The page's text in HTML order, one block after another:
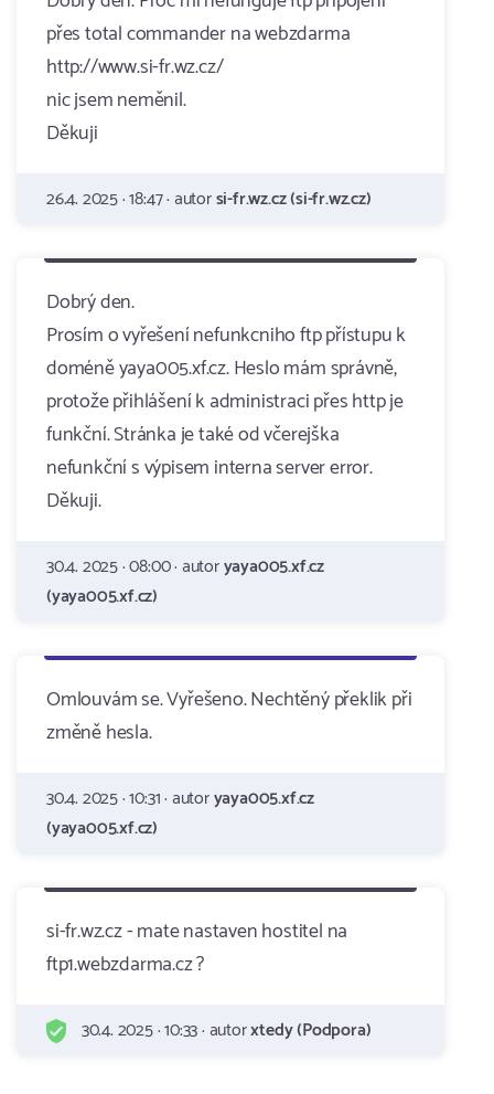
přes total commander na webzdarma
http://www.si-fr.wz.cz/
nic jsem neměnil.
Děkuji
26.4. 2025 · 18:47 · autorsi-fr.wz.cz (si-fr.wz.cz)
Dobrý den.
Prosím o vyřešení nefunkcniho ftp přístupu k
doméně yaya005.xf.cz. Heslo mám správně,
protože přihlášení k administraci přes http je
funkční. Stránka je také od včerejška
nefunkční s výpisem interna server error.
Děkuji.
30.4. 2025 · 08:00 · autoryaya005.xf.cz
(yaya005.xf.cz)
Omlouvám se. Vyřešeno. Nechtěný překlik při
změně hesla.
30.4. 2025 · 10:31 · autoryaya005.xf.cz
(yaya005.xf.cz)
si-fr.wz.cz - mate nastaven hostitel na
ftp1.webzdarma.cz ?
30.4. 2025 · 10:33 · autorxtedy (Podpora)